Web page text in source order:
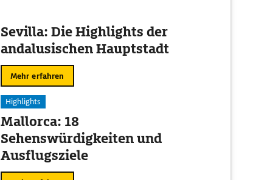
Sevilla: Die Highlights der
andalusischen Hauptstadt
Mehr erfahren
Highlights
Mallorca: 18
Sehenswürdigkeiten und
Ausflugsziele